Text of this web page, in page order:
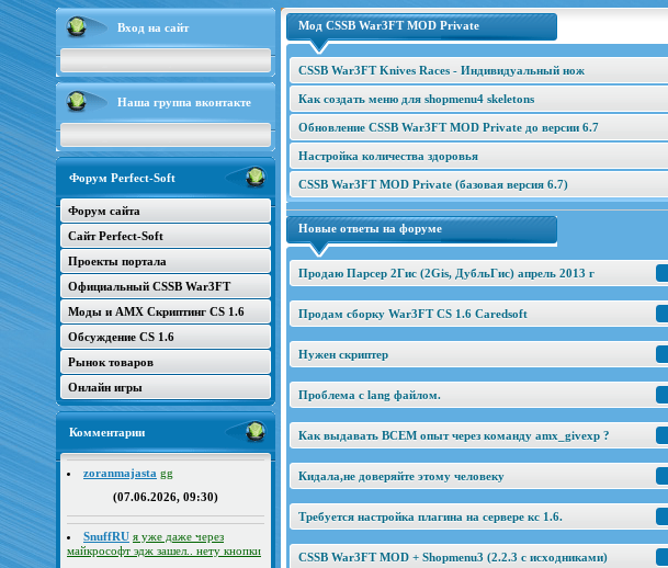
Вход на сайт
Наша группа вконтакте
Форум Perfect-Soft
Форум сайта
Сайт Perfect-Soft
Проекты портала
Официальный CSSB War3FT
Моды и AMX Скриптинг CS 1.6
Обсуждение CS 1.6
Рынок товаров
Онлайн игры
Комментарии
zoranmajasta gg
(07.06.2026, 09:30)
SnuffRU я уже даже через
майкрософт эдж зашел.. нету кнопки
Мод CSSB War3FT MOD Private
CSSB War3FT Knives Races - Индивидуальный нож
Как создать меню для shopmenu4 skeletons
Обновление CSSB War3FT MOD Private до версии 6.7
Настройка количества здоровья
CSSB War3FT MOD Private (базовая версия 6.7)
Новые ответы на форуме
Продаю Парсер 2Гис (2Gis, ДубльГис) апрель 2013 г
Продам сборку War3FT CS 1.6 Caredsoft
Нужен скриптер
Проблема с lang файлом.
Как выдавать ВСЕМ опыт через команду amx_givexp ?
Кидала,не доверяйте этому человеку
Требуется настройка плагина на сервере кс 1.6.
CSSB War3FT MOD + Shopmenu3 (2.2.3 c исходниками)